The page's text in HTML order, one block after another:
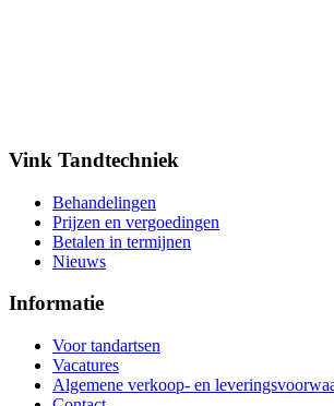
Vink Tandtechniek
Behandelingen
Prijzen en vergoedingen
Betalen in termijnen
Nieuws
Informatie
Voor tandartsen
Vacatures
Algemene verkoop- en